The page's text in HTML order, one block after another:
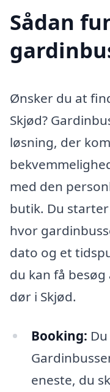
Sådan
Ønsker du at
Skjød?
løsning, der
med den
butik. Du
hvor
dato og et
du kan få
dør i Skjød.
Booking:
eneste, du